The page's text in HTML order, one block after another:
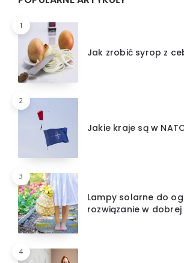
1
Jak zrobić syrop z
2
Jakie kraje są w
3
Lampy solarne do
rozwiązanie w dobrej
4